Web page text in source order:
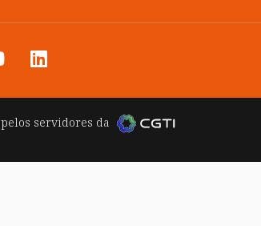
pelos servidores da